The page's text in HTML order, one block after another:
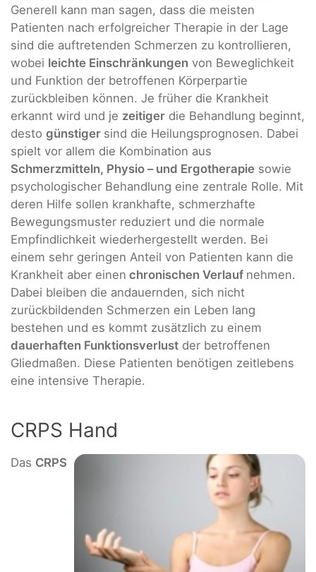
Generell kann man sagen, dass die meisten
Patienten nach erfolgreicher Therapie in der Lage
sind die auftretenden Schmerzen zu kontrollieren,
wobei leichte Einschränkungen von Beweglichkeit
und Funktion der betroffenen Körperpartie
zurückbleiben können. Je früher die Krankheit
erkannt wird und je zeitiger die Behandlung beginnt,
desto günstiger sind die Heilungsprognosen. Dabei
spielt vor allem die Kombination aus
Schmerzmitteln, Physio – und Ergotherapie sowie
psychologischer Behandlung eine zentrale Rolle. Mit
deren Hilfe sollen krankhafte, schmerzhafte
Bewegungsmuster reduziert und die normale
Empfindlichkeit wiederhergestellt werden. Bei
einem sehr geringen Anteil von Patienten kann die
Krankheit aber einen chronischen Verlauf nehmen.
Dabei bleiben die andauernden, sich nicht
zurückbildenden Schmerzen ein Leben lang
bestehen und es kommt zusätzlich zu einem
dauerhaften Funktionsverlust der betroffenen
Gliedmaßen. Diese Patienten benötigen zeitlebens
eine intensive Therapie.
CRPS Hand
Das CRPS